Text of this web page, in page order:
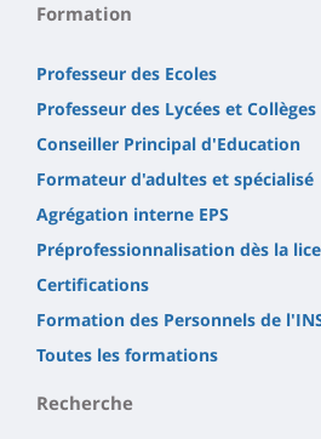
Formation
Professeur des Ecoles
Professeur des Lycées et Collèges
Conseiller Principal d'Education
Formateur d'adultes et spécialisé
Agrégation interne EPS
Préprofessionnalisation dès la
Certifications
Formation des Personnels de
Toutes les formations
Recherche